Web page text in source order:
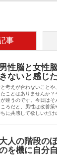
事
男性脳と女性
ないと感じ
考えが合わないことや
ことはありませんか
違うのです。今日は
ろだと、男性は改善策
に共感して欲しいだけ
大人の階段の
を機に自分